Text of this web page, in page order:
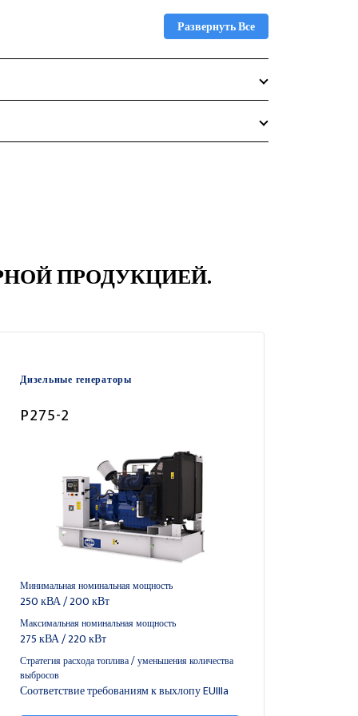
Развернуть Все
ПРОДУКЦИЕЙ.
Дизельные генераторы
P275-2
Минимальная номинальная мощность
250 кВА / 200 кВт
Максимальная номинальная мощность
275 кВА / 220 кВт
Стратегия расхода топлива / уменьшения количества
выбросов
Соответствие требованиям к выхлопу EUIIIa